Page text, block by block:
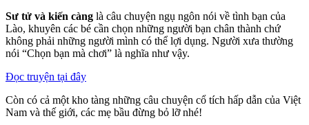
Sư tử và kiến càng là câu chuyện ngụ ngôn nói về tình bạn của
Lào, khuyên các bé cần chọn những người bạn chân thành chứ
không phải những người mình có thể lợi dụng. Người xưa thường
nói “Chọn bạn mà chơi” là nghĩa như vậy.
Đọc truyện tại đây
Còn có cả một kho tàng những câu chuyện cổ tích hấp dẫn của Việt
Nam và thế giới, các mẹ bầu đừng bỏ lỡ nhé!